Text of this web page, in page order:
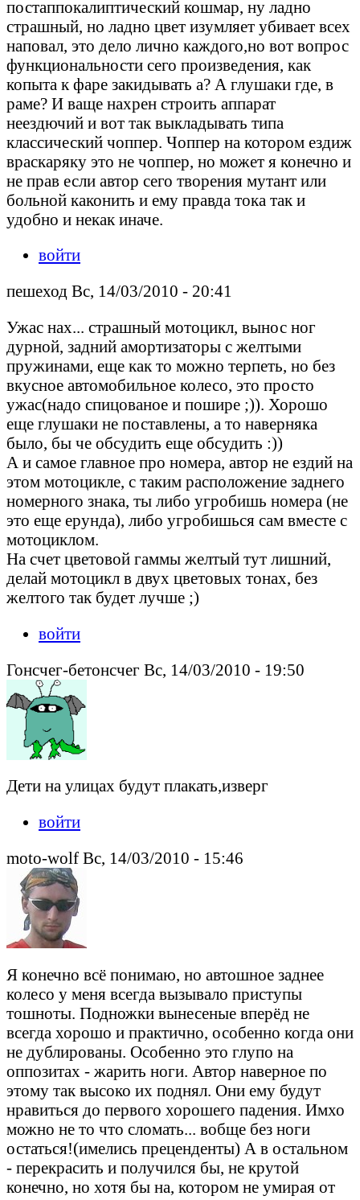
постаппокалиптический кошмар, ну ладно
страшный, но ладно цвет изумляет убивает всех
наповал, это дело лично каждого,но вот вопрос
функциональности сего произведения, как
копыта к фаре закидывать а? А глушаки где, в
раме? И ваще нахрен строить аппарат
неездючий и вот так выкладывать типа
классический чоппер. Чоппер на котором ездиж
враскаряку это не чоппер, но может я конечно и
не прав если автор сего творения мутант или
больной каконить и ему правда тока так и
удобно и некак иначе.
войти
пешеход Вс, 14/03/2010 - 20:41
Ужас нах... страшный мотоцикл, вынос ног
дурной, задний амортизаторы с желтыми
пружинами, еще как то можно терпеть, но без
вкусное автомобильное колесо, это просто
ужас(надо спицованое и пошире ;)). Хорошо
еще глушаки не поставлены, а то наверняка
было, бы че обсудить еще обсудить :))
А и самое главное про номера, автор не ездий на
этом мотоцикле, с таким расположение заднего
номерного знака, ты либо угробишь номера (не
это еще ерунда), либо угробишься сам вместе с
мотоциклом.
На счет цветовой гаммы желтый тут лишний,
делай мотоцикл в двух цветовых тонах, без
желтого так будет лучше ;)
войти
Гонсчег-бетонсчег Вс, 14/03/2010 - 19:50
Дети на улицах будут плакать,изверг
войти
moto-wolf Вс, 14/03/2010 - 15:46
Я конечно всё понимаю, но автошное заднее
колесо у меня всегда вызывало приступы
тошноты. Подножки вынесеные вперёд не
всегда хорошо и практично, особенно когда они
не дублированы. Особенно это глупо на
оппозитах - жарить ноги. Автор наверное по
этому так высоко их поднял. Они ему будут
нравиться до первого хорошего падения. Имхо
можно не то что сломать... вобще без ноги
остаться!(имелись преценденты) А в остальном
- перекрасить и получился бы, не крутой
конечно, но хотя бы на, котором не умирая от